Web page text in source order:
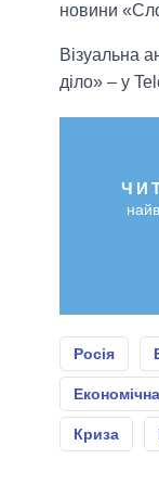
новини
Візуальна
діло» – у
Росія
Криза